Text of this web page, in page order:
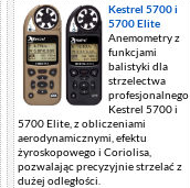
Kestrel 5700 i
5700 Elite
Anemometry z
funkcjami
balistyki dla
strzelectwa
profesjonalnego
Kestrel 5700 i
5700 Elite, z obliczeniami
aerodynamicznymi, efektu
żyroskopowego i Coriolisa,
pozwalając precyzyjnie strzelać z
dużej odległości.